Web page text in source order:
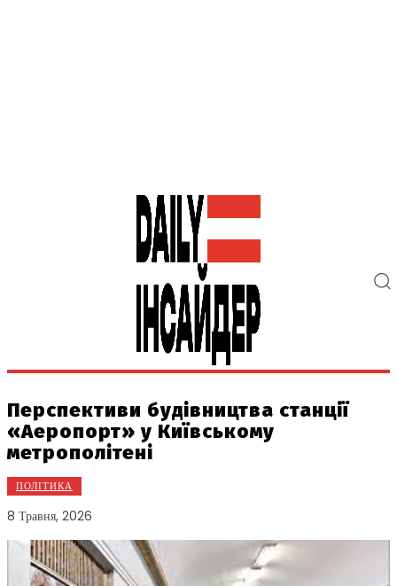
Перспективи будівництва станції
«Аеропорт» у Київському
метрополітені
ПОЛІТИКА
8 Травня, 2026